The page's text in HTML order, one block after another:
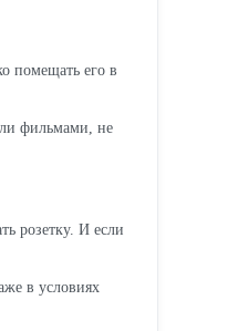
помещать его в
фильмами, не
розетку. И если
в условиях